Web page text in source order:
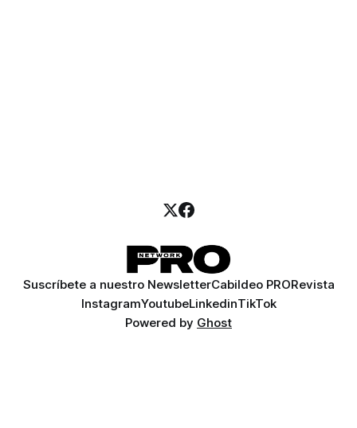
Suscríbete a nuestro NewsletterCabildeo PRORevista
InstagramYoutubeLinkedinTikTok
Powered by Ghost